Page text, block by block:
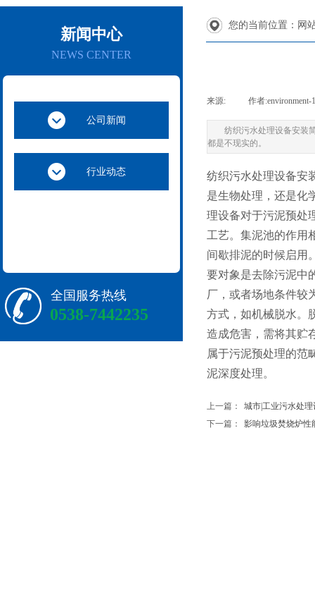
新闻中心
全国服务热线
0538-7442235
NEWS CENTER
公司新闻
行业动态
您的当前位置： 网
来源: 作者:environment-
纺织污水处理设备安装
都是不现实的。
纺织污水处理设备安
是生物处理，还是化
理设备对于污泥预处
工艺。集泥池的作用
间歇排泥的时候启用
要对象是去除污泥中
厂，或者场地条件较
方式，如机械脱水。
造成危害，需将其贮
属于污泥预处理的范
泥深度处理。
上一篇：
城市|工业污水处
下一篇：
影响垃圾焚烧炉性